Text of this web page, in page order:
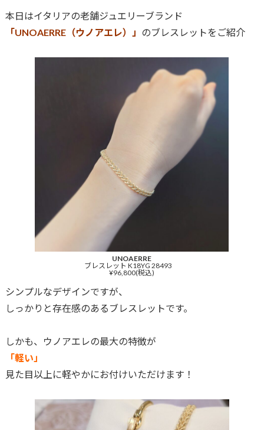
本日はイタリアの老舗ジュエリーブランド
「UNOAERRE（ウノアエレ）」 のブレスレットをご紹介
UNOAERRE
ブレスレット K18YG 28493
¥96,800(税込)
シンプルなデザインですが、
しっかりと存在感のあるブレスレットです。
しかも、ウノアエレの最大の特徴が
「軽い」
見た目以上に軽やかにお付けいただけます！